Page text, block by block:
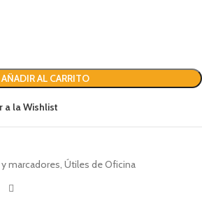
AÑADIR AL CARRITO
a la Wishlist
marcadores, Útiles de Oficina